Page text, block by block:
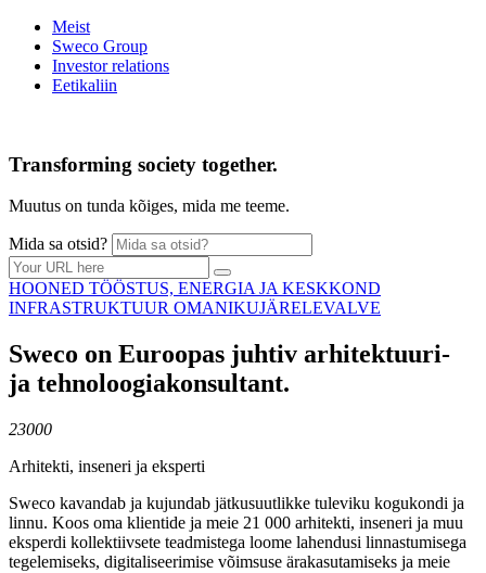
Meist
Sweco Group
Investor relations
Eetikaliin
Transforming society together.
Muutus on tunda kõiges, mida me teeme.
Mida sa otsid?
HOONED TÖÖSTUS, ENERGIA JA KESKKOND
INFRASTRUKTUUR OMANIKUJÄRELEVALVE
Sweco on Euroopas juhtiv arhitektuuri-
ja tehnoloogiakonsultant.
23000
Arhitekti, inseneri ja eksperti
Sweco kavandab ja kujundab jätkusuutlikke tuleviku kogukondi ja
linnu. Koos oma klientide ja meie 21 000 arhitekti, inseneri ja muu
eksperdi kollektiivsete teadmistega loome lahendusi linnastumisega
tegelemiseks, digitaliseerimise võimsuse ärakasutamiseks ja meie